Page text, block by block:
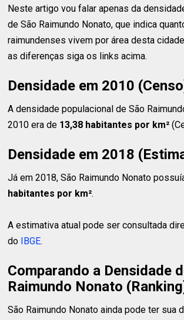
Neste artigo vou falar apenas da
de São Raimundo Nonato, que indica
raimundenses vivem por área desta
as diferenças siga os links acima.
Densidade em 2010
A densidade populacional de São
2010 era de 13,38 habitantes por km²
Densidade em 2018
Já em 2018, São Raimundo Nonato
habitantes por km².
A estimativa atual pode ser consultada
do IBGE.
Comparando a Densidade
Raimundo Nonato
São Raimundo Nonato ainda pode ter sua